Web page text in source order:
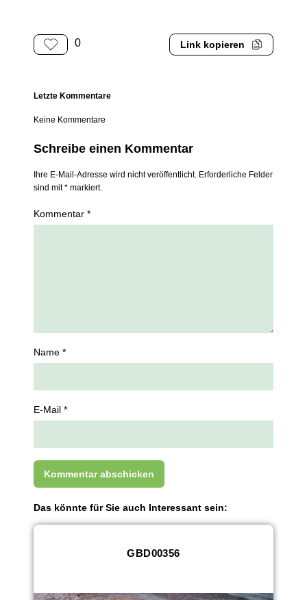
0 Link kopieren
Letzte Kommentare
Keine Kommentare
Schreibe einen Kommentar
Ihre E-Mail-Adresse wird nicht veröffentlicht. Erforderliche Felder
sind mit * markiert.
Kommentar *
Name *
E-Mail *
Das könnte für Sie auch Interessant sein:
GBD00356